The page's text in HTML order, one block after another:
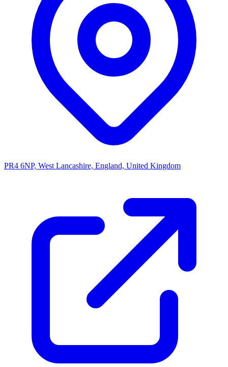
PR4 6NP, West Lancashire, England, United Kingdom